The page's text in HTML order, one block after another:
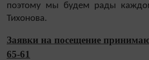
поэтому мы будем рады
Тихонова.
Заявки на посещение
65-61